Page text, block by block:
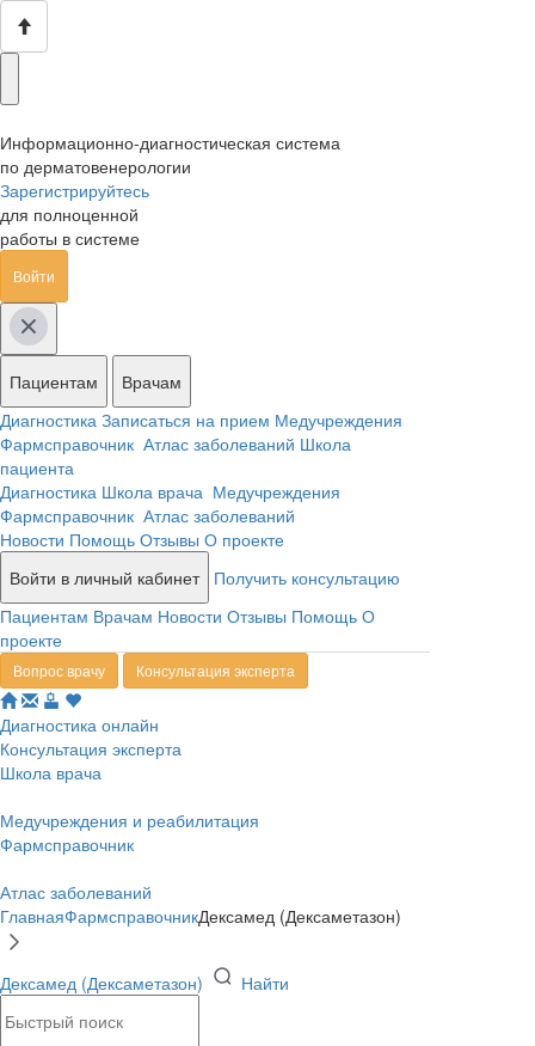
Информационно-диагностическая система
по дерматовенерологии
Зарегистрируйтесь
для полноценной
работы в системе
Войти
Пациентам
Врачам
Диагностика Записаться на прием Медучреждения
Фармсправочник Атлас заболеваний Школа
пациента
Диагностика Школа врача Медучреждения
Фармсправочник Атлас заболеваний
Новости Помощь Отзывы О проекте
Войти в личный кабинет
Получить консультацию
Пациентам Врачам Новости Отзывы Помощь О
проекте
Вопрос врачу Консультация эксперта
Диагностика онлайн
Консультация эксперта
Школа врача
Медучреждения и реабилитация
Фармсправочник
Атлас заболеваний
ГлавнаяФармсправочникДексамед (Дексаметазон)
Дексамед (Дексаметазон) Найти